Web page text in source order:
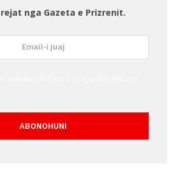
nga Gazeta e Prizrenit.